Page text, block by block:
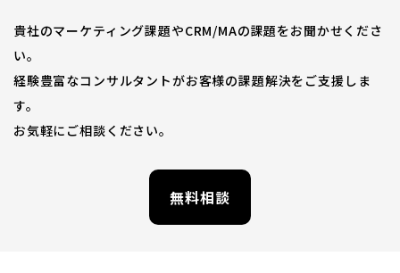
貴社のマーケティング課題やCRM/MAの課題をお聞かせくださ
い。
経験豊富なコンサルタントがお客様の課題解決をご支援しま
す。
お気軽にご相談ください。
無料相談